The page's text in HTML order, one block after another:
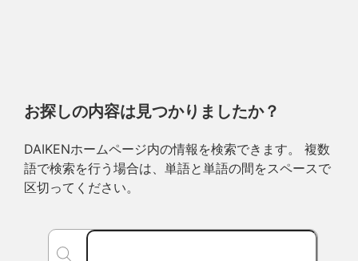
お探しの内容は見つかりましたか？
DAIKENホームページ内の情報を検索できます。 複数
語で検索を行う場合は、単語と単語の間をスペースで
区切ってください。